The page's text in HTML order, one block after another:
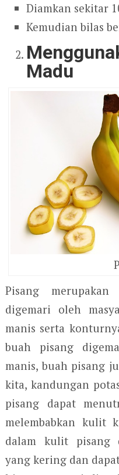
Diamkan sekitar
Kemudian bilas
Madu
Pisang
digemari oleh
manis serta
buah pisang
manis, buah pisang
kita, kandungan
pisang dapat
melembabkan kulit
dalam kulit pisang
yang kering dan